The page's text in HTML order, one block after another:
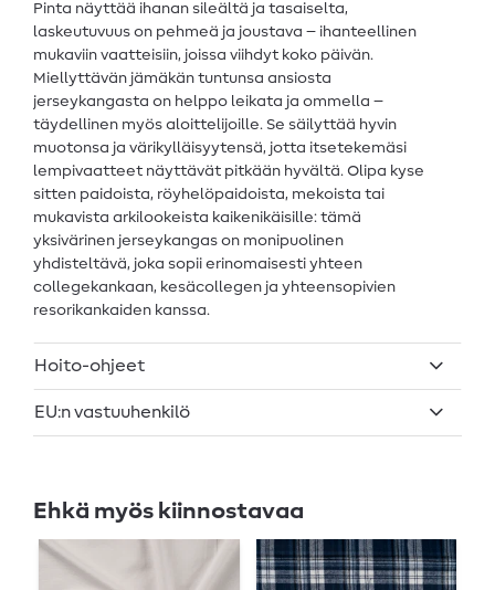
Pinta näyttää ihanan sileältä ja tasaiselta,
laskeutuvuus on pehmeä ja joustava – ihanteellinen
mukaviin vaatteisiin, joissa viihdyt koko päivän.
Miellyttävän jämäkän tuntunsa ansiosta
jerseykangasta on helppo leikata ja ommella –
täydellinen myös aloittelijoille. Se säilyttää hyvin
muotonsa ja värikylläisyytensä, jotta itsetekemäsi
lempivaatteet näyttävät pitkään hyvältä. Olipa kyse
sitten paidoista, röyhelöpaidoista, mekoista tai
mukavista arkilookeista kaikenikäisille: tämä
yksivärinen jerseykangas on monipuolinen
yhdisteltävä, joka sopii erinomaisesti yhteen
collegekankaan, kesäcollegen ja yhteensopivien
resorikankaiden kanssa.
Hoito-ohjeet
EU:n vastuuhenkilö
Ehkä myös kiinnostavaa